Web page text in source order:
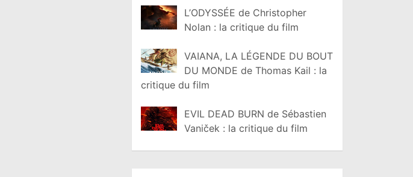
L’ODYSSÉE de Christopher
Nolan : la critique du film
VAIANA, LA LÉGENDE DU BOUT
DU MONDE de Thomas Kail : la
critique du film
EVIL DEAD BURN de Sébastien
Vaniček : la critique du film